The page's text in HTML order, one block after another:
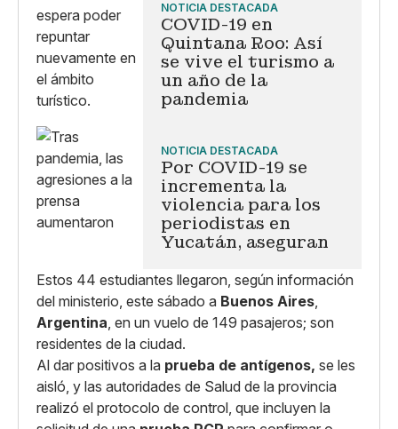
NOTICIA DESTACADA
COVID-19 en
Quintana Roo: Así
se vive el turismo a
un año de la
pandemia
NOTICIA DESTACADA
Por COVID-19 se
incrementa la
violencia para los
periodistas en
Yucatán, aseguran
Estos 44 estudiantes llegaron, según información
del ministerio, este sábado a Buenos Aires,
Argentina, en un vuelo de 149 pasajeros; son
residentes de la ciudad.
Al dar positivos a la prueba de antígenos, se les
aisló, y las autoridades de Salud de la provincia
realizó el protocolo de control, que incluyen la